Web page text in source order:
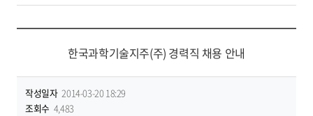
한국과학기술지주(주) 경력직 채용 안내
작성일자 2014-03-20 18:29
조회수 4,483